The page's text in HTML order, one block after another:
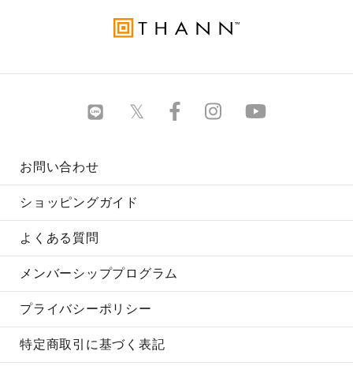
お問い合わせ
ショッピングガイド
よくある質問
メンバーシッププログラム
プライバシーポリシー
特定商取引に基づく表記